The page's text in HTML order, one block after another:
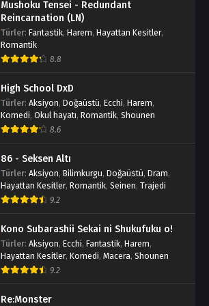
Mushoku Tensei - Redundant
Reincarnation (LN)
Türler: Fantastik, Harem, Hayattan Kesitler,
Romantik
8.8
High School DxD
Türler: Aksiyon, Doğaüstü, Ecchi, Harem,
Komedi, Okul hayatı, Romantik, Shounen
8.6
86 - Seksen Altı
Türler: Aksiyon, Bilimkurgu, Doğaüstü, Dram,
Hayattan Kesitler, Romantik, Seinen, Trajedi
9.2
Kono Subarashii Sekai ni Shukufuku o!
Türler: Aksiyon, Ecchi, Fantastik, Harem,
Hayattan Kesitler, Komedi, Macera, Shounen
9.2
Re:Monster